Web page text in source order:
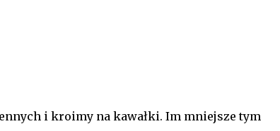
i kroimy na kawałki. Im mniejsze tym